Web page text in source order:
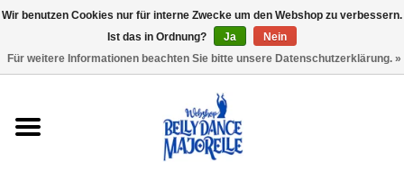
Sale
Wir benutzen Cookies nur für interne Zwecke um den Webshop zu verbessern.
Ist das in Ordnung?
Ja
Nein
Für weitere Informationen beachten Sie bitte unsere Datenschutzerklärung. »